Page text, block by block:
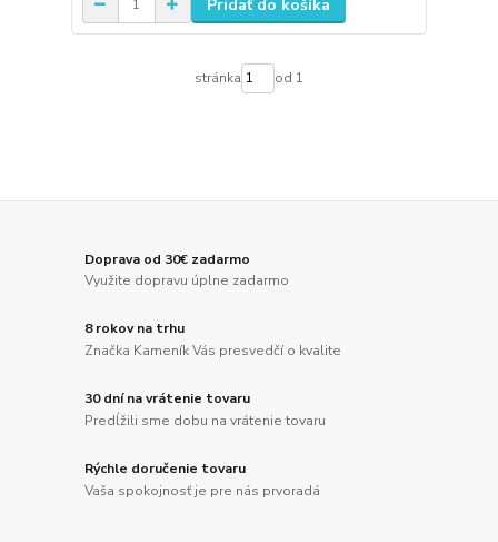
Pridať do košíka
stránka od 1
Doprava od 30€ zadarmo
Využite dopravu úplne zadarmo
8 rokov na trhu
Značka Kameník Vás presvedčí o kvalite
30 dní na vrátenie tovaru
Predĺžili sme dobu na vrátenie tovaru
Rýchle doručenie tovaru
Vaša spokojnosť je pre nás prvoradá